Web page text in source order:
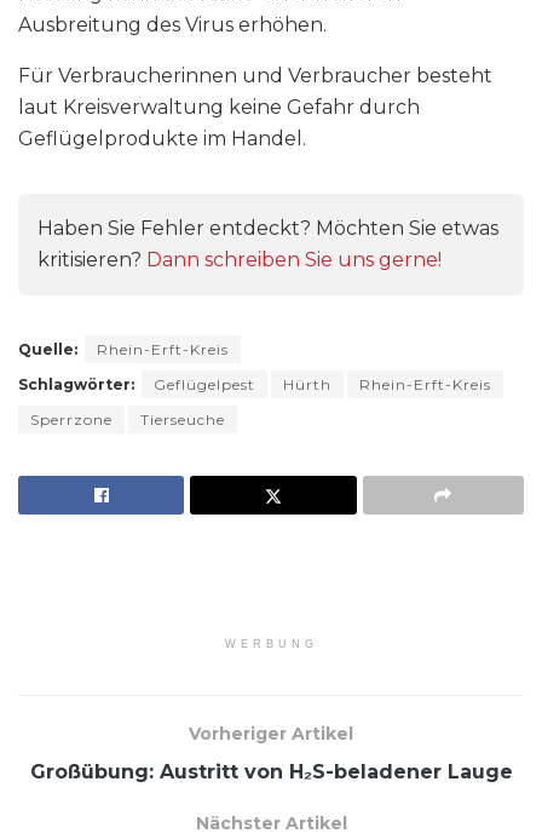
Ausbreitung des Virus erhöhen.
Für Verbraucherinnen und Verbraucher besteht
laut Kreisverwaltung keine Gefahr durch
Geflügelprodukte im Handel.
Haben Sie Fehler entdeckt? Möchten Sie etwas
kritisieren? Dann schreiben Sie uns gerne!
Quelle:
Rhein-Erft-Kreis
Schlagwörter:
Geflügelpest Hürth
Rhein-Erft-Kreis
Sperrzone
Tierseuche
WERBUNG
Vorheriger Artikel
Großübung: Austritt von H₂S-beladener Lauge
Nächster Artikel